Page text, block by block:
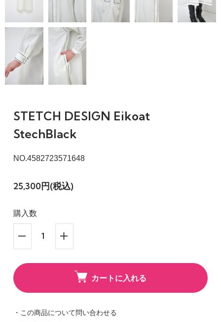
STETCH DESIGN Eikoat
StechBlack
NO.4582723571648
25,300円(税込)
購入数
カートに入れる
・この商品について問い合わせる